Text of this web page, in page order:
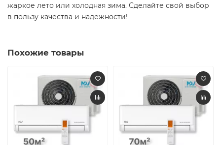
жаркое лето или холодная зима. Сделайте свой выбор
в пользу качества и надежности!​
Похожие товары